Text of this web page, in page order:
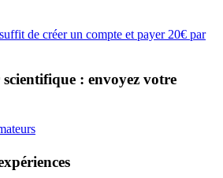
de créer un compte et payer 20€ par
: envoyez votre